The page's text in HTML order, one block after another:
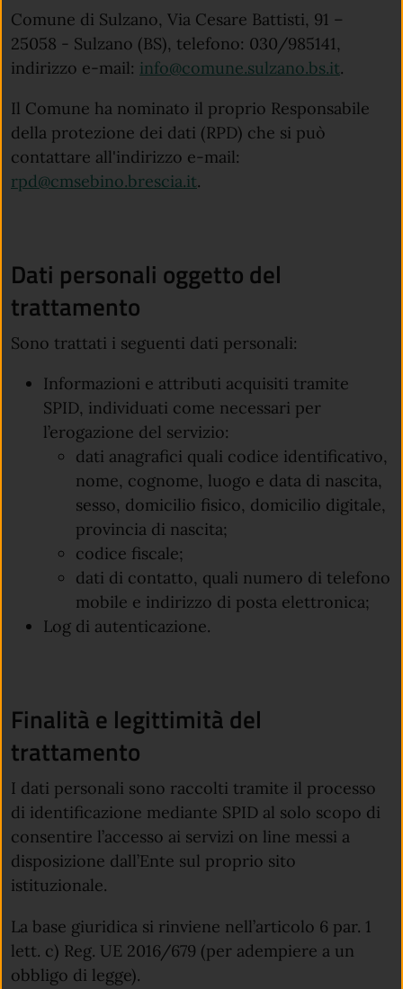
Comune di Sulzano, Via Cesare Battisti, 91 –
25058 - Sulzano (BS), telefono: 030/985141,
indirizzo e-mail: info@comune.sulzano.bs.it.
Il Comune ha nominato il proprio Responsabile
della protezione dei dati (RPD) che si può
contattare all'indirizzo e-mail:
rpd@cmsebino.brescia.it.
Dati personali oggetto del
trattamento
Sono trattati i seguenti dati personali:
Informazioni e attributi acquisiti tramite
SPID, individuati come necessari per
l’erogazione del servizio:
dati anagrafici quali codice identificativo,
nome, cognome, luogo e data di nascita,
sesso, domicilio fisico, domicilio digitale,
provincia di nascita;
codice fiscale;
dati di contatto, quali numero di telefono
mobile e indirizzo di posta elettronica;
Log di autenticazione.
Finalità e legittimità del
trattamento
I dati personali sono raccolti tramite il processo
di identificazione mediante SPID al solo scopo di
consentire l’accesso ai servizi on line messi a
disposizione dall’Ente sul proprio sito
istituzionale.
La base giuridica si rinviene nell’articolo 6 par. 1
lett. c) Reg. UE 2016/679 (per adempiere a un
obbligo di legge).